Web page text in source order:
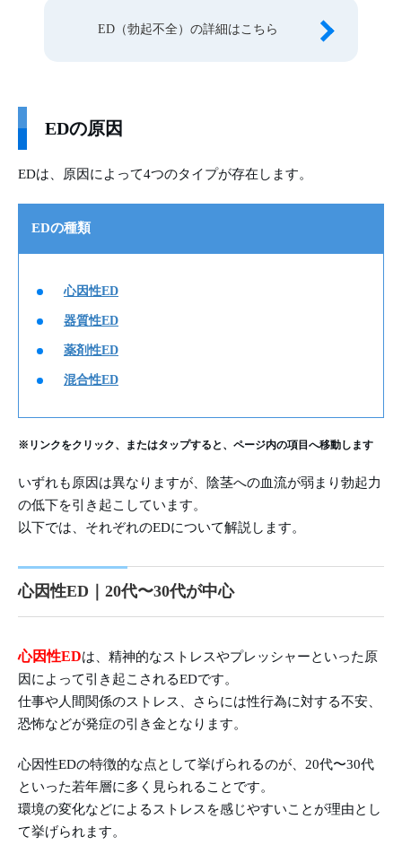
ED（勃起不全）の詳細はこちら
EDの原因
EDは、原因によって4つのタイプが存在します。
EDの種類
心因性ED
器質性ED
薬剤性ED
混合性ED
※リンクをクリック、またはタップすると、ページ内の項目へ移動します
いずれも原因は異なりますが、陰茎への血流が弱まり勃起力
の低下を引き起こしています。
以下では、それぞれのEDについて解説します。
心因性ED｜20代〜30代が中心
心因性EDは、精神的なストレスやプレッシャーといった原
因によって引き起こされるEDです。
仕事や人間関係のストレス、さらには性行為に対する不安、
恐怖などが発症の引き金となります。
心因性EDの特徴的な点として挙げられるのが、20代〜30代
といった若年層に多く見られることです。
環境の変化などによるストレスを感じやすいことが理由とし
て挙げられます。